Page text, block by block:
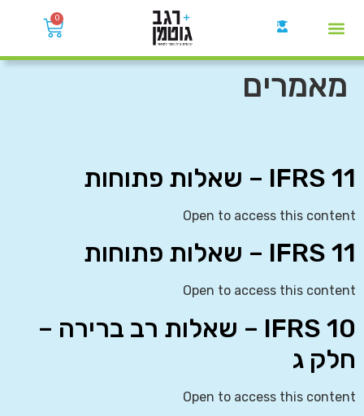
0
מאמרים
IFRS 11 – שאלות פתוחות
Open to access this content
IFRS 11 – שאלות פתוחות
Open to access this content
IFRS 10 – שאלות רב ברירה –
חלק ג
Open to access this content